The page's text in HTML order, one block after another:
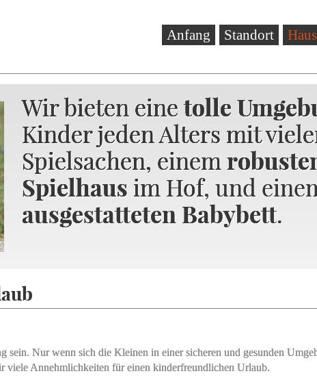
Anfang Standort Haus
Wir bieten einetolle
Kinder jeden Alters mit
Spielsachen
Wir bieten einetolle
Kinder jeden Alters mit
Spielsachen, einem
Spielhaus im Hof
Wir bieten einetolle
Kinder jeden Alters mit
Spielsachen, einem
Spielhaus im Hof, und
ausgestatteten Babybett.
sein. Nur wenn sich die Kleinen in einer sicheren und gesunden
viele Annehmlichkeiten für einen kinderfreundlichen Urlaub.